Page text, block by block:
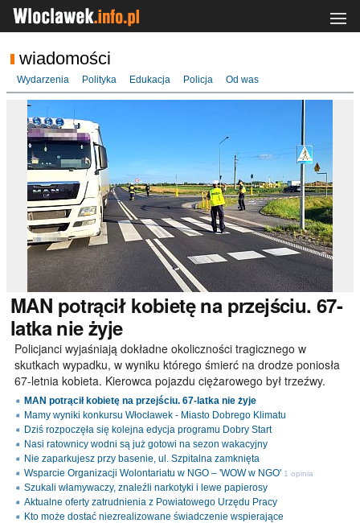
wiadomości
Wydarzenia Polityka Edukacja Policja Od was
MAN potrącił kobietę na przejściu. 67-
latka nie żyje
Policjanci wyjaśniają dokładne okoliczności tragicznego w
skutkach wypadku, w wyniku którego śmierć na drodze poniosła
67-letnia kobieta. Kierowca pojazdu ciężarowego był trzeźwy.
MAN potrącił kobietę na przejściu. 67-latka nie żyje
Mamy wyniki konkursu Włocławek - Miasto Dobrego Klimatu
Dziś rozpoczęła się kolejna edycja programu Dobry Start
Nasi ratownicy wodni są już gotowi na sezon wakacyjny
Nie zaparkujesz przy basenie, ul. Szpitalna zamknięta
Wsparcie Organizacji Wolontariatu w NGO – 'WOW w NGO' 1 opinia
Szukali włamywaczy, znaleźli narkotyki i lewe papierosy
Aktualne oferty zatrudnienia z Powiatowego Urzędu Pracy
Kto może dostać niezrealizowane świadczenie wspierające